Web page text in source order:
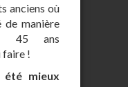
anciens où
manière
45 ans
faire !
mieux